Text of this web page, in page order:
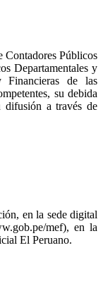
Contadores Públicos
Departamentales y
Financieras de las
su debida
difusión a través de
en la sede digital
mef), en la
El Peruano.